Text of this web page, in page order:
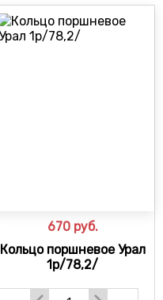
670 руб.
Кольцо поршневое Урал
1р/78,2/